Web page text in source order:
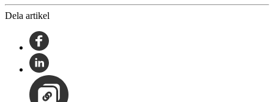
Dela artikel